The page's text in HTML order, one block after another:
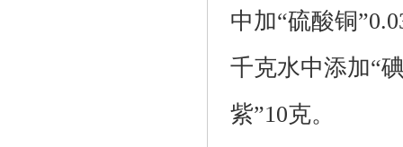
中加“硫酸铜
千克水中添加“
紫”10克。